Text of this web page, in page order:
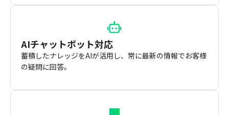
AIチャットボット対応
蓄積したナレッジをAIが活用し、常に最新の情報でお客様
の疑問に回答。